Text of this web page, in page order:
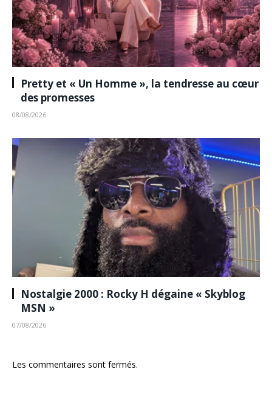
Pretty et « Un Homme », la tendresse au cœur
des promesses
08/08/2026
Nostalgie 2000 : Rocky H dégaine « Skyblog
MSN »
07/08/2026
Les commentaires sont fermés.